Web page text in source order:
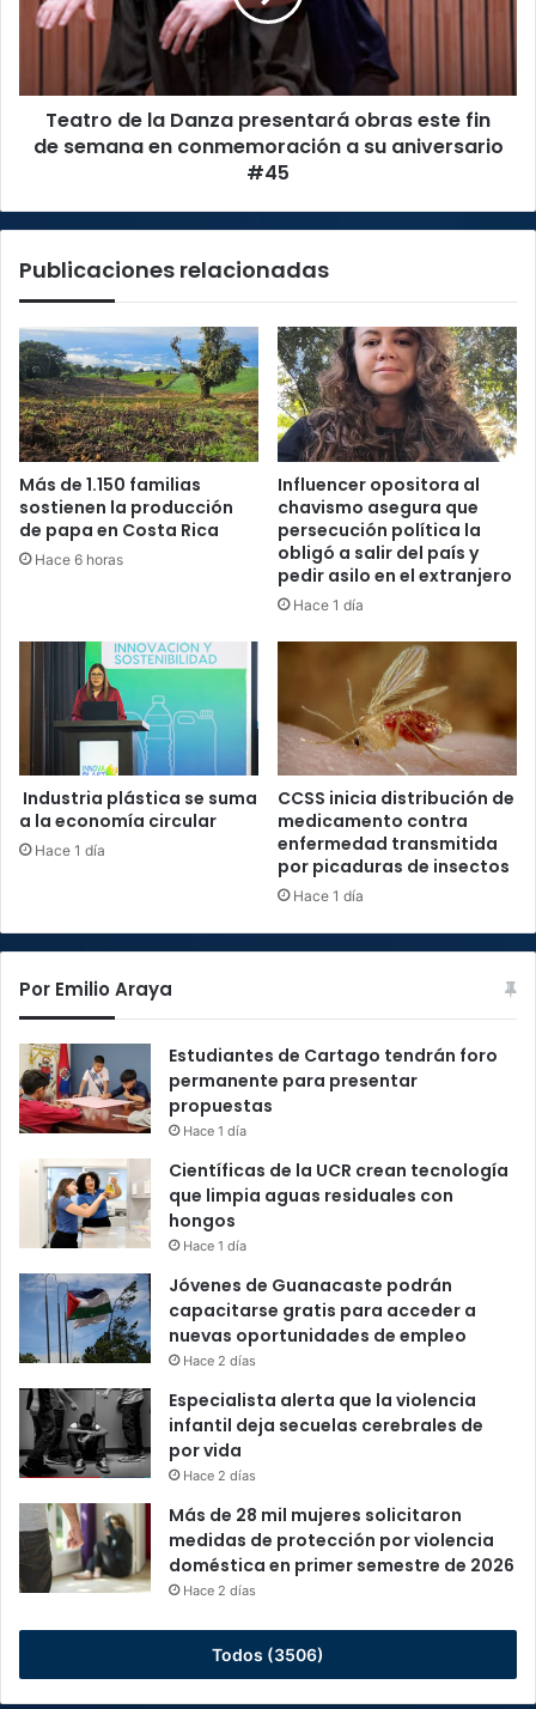
obras
de
semana
en
su
#45
Teatro de la Danza presentará obras este fin
de semana en conmemoración a su aniversario
#45
Publicaciones relacionadas
Más de 1.150 familias
sostienen la producción
de papa en Costa Rica
Hace 6 horas
Influencer opositora al
chavismo asegura que
persecución política la
obligó a salir del país y
pedir asilo en el extranjero
Hace 1 día
Industria plástica se suma
a la economía circular
Hace 1 día
CCSS inicia distribución de
medicamento contra
enfermedad transmitida
por picaduras de insectos
Hace 1 día
Por Emilio Araya
Estudiantes de Cartago tendrán foro
permanente para presentar
propuestas
Hace 1 día
Científicas de la UCR crean tecnología
que limpia aguas residuales con
hongos
Hace 1 día
Jóvenes de Guanacaste podrán
capacitarse gratis para acceder a
nuevas oportunidades de empleo
Hace 2 días
Especialista alerta que la violencia
infantil deja secuelas cerebrales de
por vida
Hace 2 días
Más de 28 mil mujeres solicitaron
medidas de protección por violencia
doméstica en primer semestre de 2026
Hace 2 días
Todos (3506)